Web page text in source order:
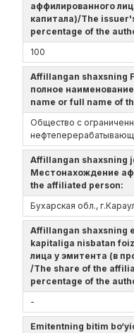
аффилированного
капитала)/The
percentage of the
100
Affillangan shaxsning
полное
name or full name of
Общество с
Affillangan shaxsning
Местонахождение
the affiliated person:
Бухарская обл.,
Affillangan shaxsning
kapitaliga nisbatan
лица у эмитента (в
/The share of the
percentage of the
-
Emitentning bitim